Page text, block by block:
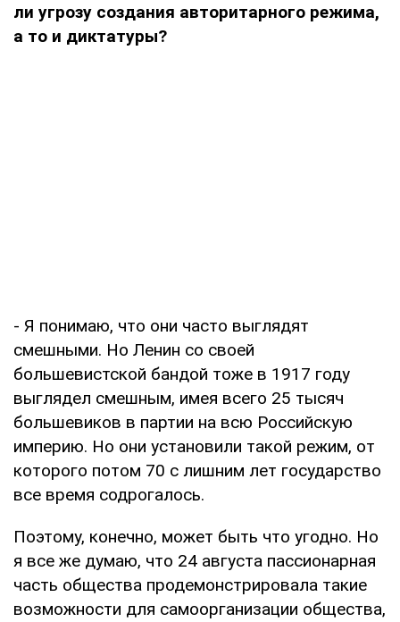
ли угрозу создания авторитарного режима,
а то и диктатуры?
- Я понимаю, что они часто выглядят
смешными. Но Ленин со своей
большевистской бандой тоже в 1917 году
выглядел смешным, имея всего 25 тысяч
большевиков в партии на всю Российскую
империю. Но они установили такой режим, от
которого потом 70 с лишним лет государство
все время содрогалось.
Поэтому, конечно, может быть что угодно. Но
я все же думаю, что 24 августа пассионарная
часть общества продемонстрировала такие
возможности для самоорганизации общества,